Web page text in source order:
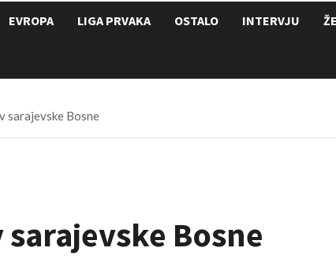
EVROPA LIGA PRVAKA OSTALO INTERVJU
sarajevske Bosne
Bosne